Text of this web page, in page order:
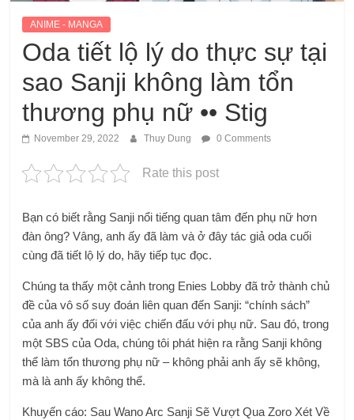
ANIME - MANGA
Oda tiết lộ lý do thực sự tại
sao Sanji không làm tổn
thương phụ nữ •• Stig
November 29, 2022 Thuy Dung 0 Comments
Rate this post
Bạn có biết rằng Sanji nổi tiếng quan tâm đến phụ nữ hơn
đàn ông? Vâng, anh ấy đã làm và ở đây tác giả oda cuối
cùng đã tiết lộ lý do, hãy tiếp tục đọc.
Chúng ta thấy một cảnh trong Enies Lobby đã trở thành chủ
đề của vô số suy đoán liên quan đến Sanji: “chính sách”
của anh ấy đối với việc chiến đấu với phụ nữ. Sau đó, trong
một SBS của Oda, chúng tôi phát hiện ra rằng Sanji không
thể làm tổn thương phụ nữ – không phải anh ấy sẽ không,
mà là anh ấy không thể.
Khuyến cáo: Sau Wano Arc Sanji Sẽ Vượt Qua Zoro Xét Về